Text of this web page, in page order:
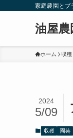
家庭農園とプ
油屋
ホーム 収穫
2024
5/09
収穫 園芸